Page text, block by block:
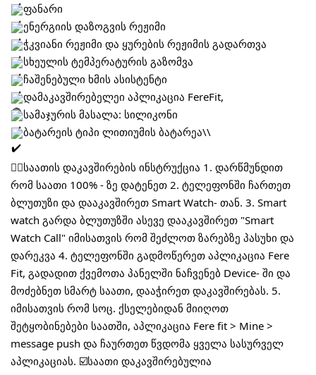
ფანარი
ენერგიის დაზოგვის რეჟიმი
ჭკვიანი რეჟიმი და ყურების რეჟიმის გადართვა
სხეულის ტემპერატურის გაზომვა
ჩაშენებული ხმის ასისტენტი
დამაკავშირებელეი აპლიკაცია FereFit,
სამაჯურის მასალა: სილიკონი
ბატარეის ტიპი ლითიუმის ბატარეა\\
👇🏼საათის დაკავშირების ინსტრუქცია 1. დარწმუნდით
რომ საათი 100% - ზე დატენეთ 2. ტელეფონში ჩართეთ
ბლუთუზი და დააკავშირეთ Smart Watch- თან. 3. Smart
watch გარდა ბლუთუზში ასევე დააკავშირეთ "Smart
Watch Call" იმისათვის რომ შეძლოთ ზარებზე პასუხი და
დარეკვა 4. ტელეფონში გადმოწერეთ აპლიკაცია Fere
Fit, გადადით ქვემოთა პანელში ნაჩვენებ Device- ში და
მოძებნეთ სმარტ საათი, დააჭირეთ დაკავშირებას. 5.
იმისათვის რომ სოც. ქსელებიდან მიიღოთ
შეტყობინებები საათში, აპლიკაცია Fere fit > Mine >
message push და ჩაურთეთ წვდომა ყველა სასურველ
აპლიკაციას. ☑️საათი დაკავშირებულია